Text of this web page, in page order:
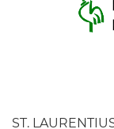
ST.